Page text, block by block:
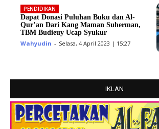
PENDIDIKAN
Dapat Donasi Puluhan Buku dan Al-
Qur’an Dari Kang Maman Suherman,
TBM Budieuy Ucap Syukur
Wahyudin - Selasa, 4 April 2023 | 15:27
IKLAN